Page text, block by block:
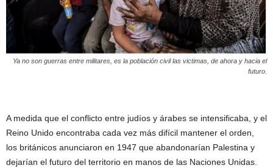
Ya no son guerras entre militares, es la población civil las victimas, de ahora y hacia el
futuro.
A medida que el conflicto entre judíos y árabes se intensificaba, y el
Reino Unido encontraba cada vez más difícil mantener el orden,
los británicos anunciaron en 1947 que abandonarían Palestina y
dejarían el futuro del territorio en manos de las Naciones Unidas.